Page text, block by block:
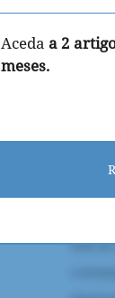
Aceda a 2
meses.